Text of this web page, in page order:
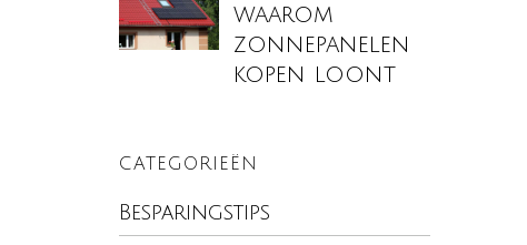
waarom
zonnepanelen
kopen loont
CATEGORIEËN
Besparingstips